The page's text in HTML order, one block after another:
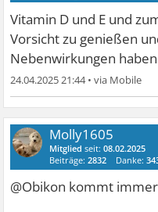
Vitamin D und E und
Vorsicht zu genießen
Nebenwirkungen
24.04.2025 21:44•
Molly1605
Mitglied seit:08.02.2025
Beiträge:2832 Danke:
@Obikon kommt